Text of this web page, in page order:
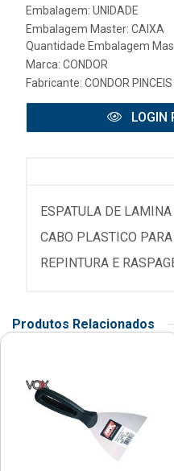
Embalagem: UNIDADE
Embalagem Master: CAIXA
Quantidade Embalagem
Marca: CONDOR
Fabricante: CONDOR PINCEIS
LOGIN
ESPATULA DE
CABO PLASTICO
REPINTURA E
Produtos Relacionados